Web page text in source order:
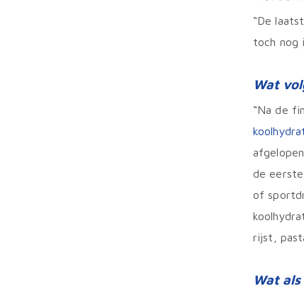
“De
toch nog
Wat
“Na de
de
of
rijst,
Wat